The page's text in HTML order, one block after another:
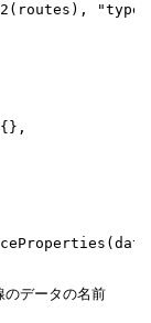
"type":
データの名前